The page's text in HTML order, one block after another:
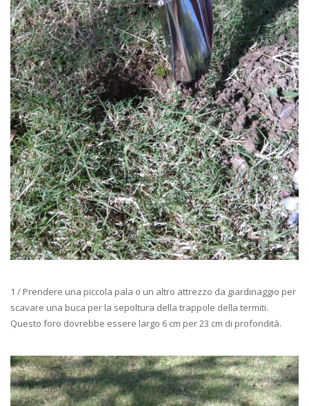
1 / Prendere una piccola pala o un altro attrezzo da giardinaggio per
scavare una buca per la sepoltura della trappole della termiti.
Questo foro dovrebbe essere largo 6 cm per 23 cm di profondità.